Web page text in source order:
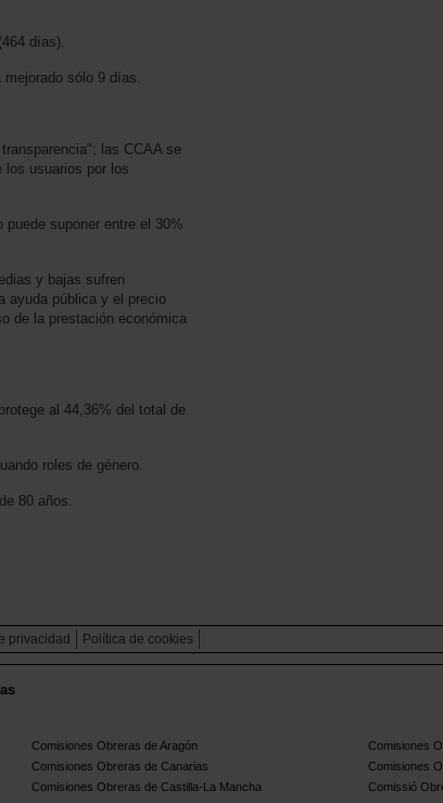
días).
sólo 9 días.
las CCAA se
los usuarios por los
suponer entre el 30%
y bajas sufren
ayuda pública y el precio
de la prestación económica
al 44,36% del total de
roles de género.
80 años.
privacidad Política de cookies
Comisiones Obreras de Aragón
Comisiones
Comisiones Obreras de Canarias
Comisiones
Comisiones Obreras de Castilla-La Mancha
Comissió